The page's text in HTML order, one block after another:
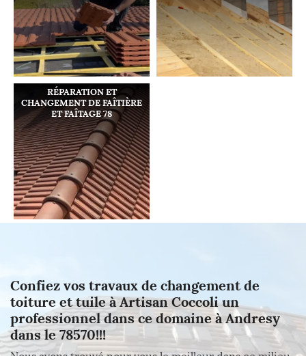
RÉPARATION ET
CHANGEMENT DE FAÎTIÈRE
ET FAÎTAGE 78
Confiez vos travaux de changement de
toiture et tuile à Artisan Coccoli un
professionnel dans ce domaine à Andresy
dans le 78570!!!